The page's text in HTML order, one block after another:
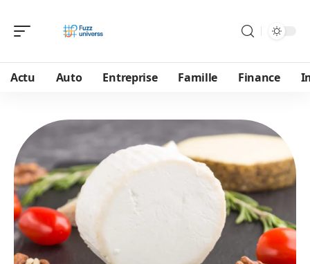
Actu Auto Entreprise Famille Finance